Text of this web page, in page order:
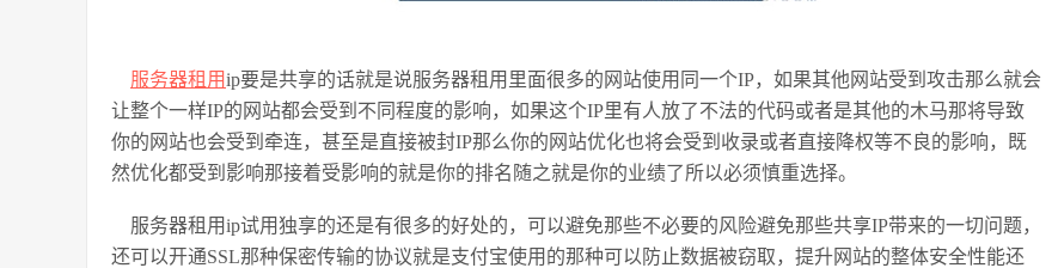
服务器租用ip要是共享的话就是说服务器租用里面很多的网站使用同一个IP，如果其他网站受到攻击那么就会
让整个一样IP的网站都会受到不同程度的影响，如果这个IP里有人放了不法的代码或者是其他的木马那将导致
你的网站也会受到牵连，甚至是直接被封IP那么你的网站优化也将会受到收录或者直接降权等不良的影响，既
然优化都受到影响那接着受影响的就是你的排名随之就是你的业绩了所以必须慎重选择。
服务器租用ip试用独享的还是有很多的好处的，可以避免那些不必要的风险避免那些共享IP带来的一切问题，
还可以开通SSL那种保密传输的协议就是支付宝使用的那种可以防止数据被窃取，提升网站的整体安全性能还